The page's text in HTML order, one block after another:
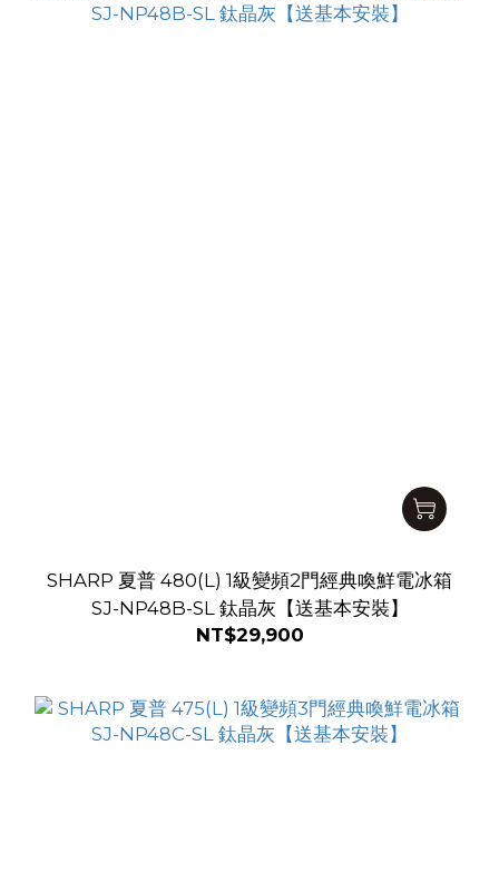
SHARP 夏普 480(L) 1級變頻2門經典喚鮮電冰箱
SJ-NP48B-SL 鈦晶灰【送基本安裝】
NT$29,900